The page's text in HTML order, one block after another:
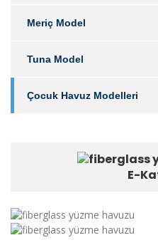
Meriç Model
Tuna Model
Çocuk Havuz Modelleri
E-